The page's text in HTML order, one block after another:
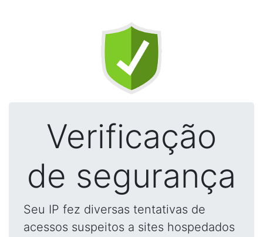
Verificação
de segurança
Seu IP fez diversas tentativas de
acessos suspeitos a sites hospedados